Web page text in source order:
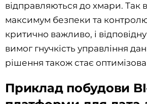
відправляються до хмари. Так
максимум безпеки та
критично важливо, і
вимог гнучкість управління
рішення також стає
Приклад побудови